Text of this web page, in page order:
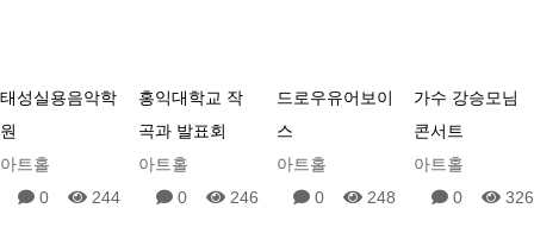
태성실용음악학
원
아트홀
0
244
홍익대학교 작
곡과 발표회
아트홀
0
246
드로우유어보이
스
아트홀
0
248
가수 강승모님
콘서트
아트홀
0
326